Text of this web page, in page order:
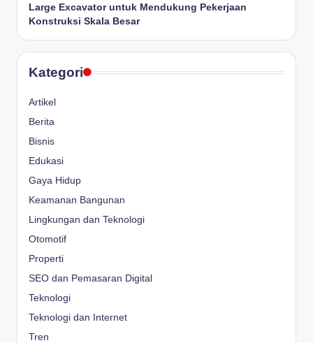
Large Excavator untuk Mendukung Pekerjaan
Konstruksi Skala Besar
Kategori
Artikel
Berita
Bisnis
Edukasi
Gaya Hidup
Keamanan Bangunan
Lingkungan dan Teknologi
Otomotif
Properti
SEO dan Pemasaran Digital
Teknologi
Teknologi dan Internet
Tren